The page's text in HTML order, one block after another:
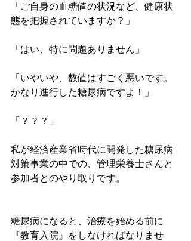
「ご自身の血糖値の状況など、健康状
態を把握されていますか？」
「はい、特に問題ありません」
「いやいや、数値はすごく悪いです。
かなり進行した糖尿病ですよ！」
「？？？」
私が経済産業省時代に開発した糖尿病
対策事業の中での、管理栄養士さんと
参加者とのやり取りです。
糖尿病になると、治療を始める前に
『教育入院』をしなければなりませ